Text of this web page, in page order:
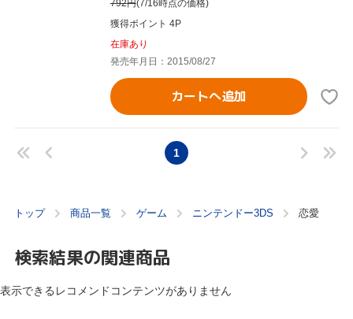
792円(7/16時点の価格)
獲得ポイント 4P
在庫あり
発売年月日：2015/08/27
カートへ追加
1
トップ 商品一覧 ゲーム ニンテンドー3DS 恋愛
検索結果の関連商品
表示できるレコメンドコンテンツがありません